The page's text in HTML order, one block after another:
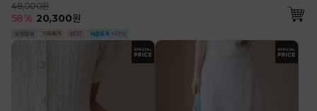
48,000원
58% 20,300원